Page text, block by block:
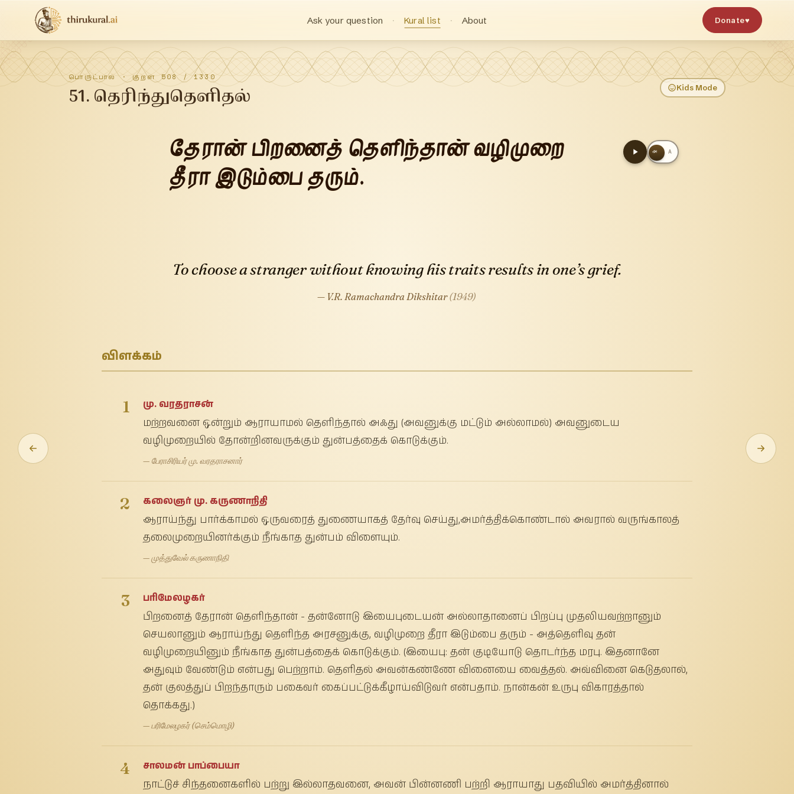
Ask your question Kural list About Donate♥
பொருட்பால் · குறள் 508/1330
51.தெரிந்துதெளிதல் Kids Mode
அ A
தேரான் பிறனைத் தெளிந்தான் வழிமுறை
தீரா இடும்பை தரும்.
To choose a stranger without knowing his traits results in one’s grief.
— V.R. Ramachandra Dikshitar(1949)
விளக்கம்
1 மு. வரதராசன்
மற்றவனை ஒன்றும் ஆராயாமல் தெளிந்தால் அஃது (அவனுக்கு மட்டும் அல்லாமல்) அவனுடைய
வழிமுறையில் தோன்றினவருக்கும் துன்பத்தைக் கொடுக்கும்.
— பேராசிரியர் மு. வரதராசனார்
2 கலைஞர் மு. கருணாநிதி
ஆராய்ந்து பார்க்காமல் ஒருவரைத் துணையாகத் தேர்வு செய்து,அமர்த்திக்கொண்டால் அவரால் வருங்காலத்
தலைமுறையினர்க்கும் நீங்காத துன்பம் விளையும்.
— முத்துவேல் கருணாநிதி
3 பரிமேலழகர்
பிறனைத் தேரான் தெளிந்தான் - தன்னோடு இயைபுடையன் அல்லாதானைப் பிறப்பு முதலியவற்றானும்
செயலானும் ஆராய்ந்து தெளிந்த அரசனுக்கு, வழிமுறை தீரா இடும்பை தரும் - அத்தெளிவு தன்
வழிமுறையினும் நீங்காத துன்பத்தைக் கொடுக்கும். (இயைபு: தன் குடியோடு தொடர்ந்த மரபு. இதனானே
அதுவும் வேண்டும் என்பது பெற்றாம். தெளிதல் அவன்கண்ணே வினையை வைத்தல். அவ்வினை கெடுதலால்,
தன் குலத்துப் பிறந்தாரும் பகைவர் கைப்பட்டுக்கீழாய்விடுவர் என்பதாம். நான்கன் உருபு விகாரத்தால்
தொக்கது.)
— பரிமேலழகர் (செம்மொழி)
4 சாலமன் பாப்பையா
நாட்டுச் சிந்தனைகளில் பற்று இல்லாதவனை, அவன் பின்னணி பற்றி ஆராயாது பதவியில் அமர்த்தினால்